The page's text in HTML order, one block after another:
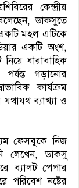
কেন্দ্রীয়
ডাকসুতে
একটি মহল এটিকে
একটি অংশ,
ধারাবাহিক
গড়ানোর
কার্যক্রম
যথাযথ ব্যাখ্যা ও
ফেসবুকে নিজ
লেখেন, ডাকসু
ব্যালট পেপার
পরিবেশ নষ্টের